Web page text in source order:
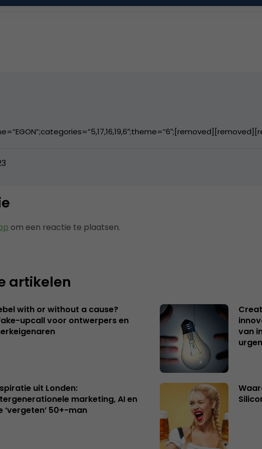
om een reactie te plaatsen.
artikelen
with or without a cause?
upcall voor ontwerpers en
van
uit Londen:
marketing, AI en
‘vergeten’ 50+-man